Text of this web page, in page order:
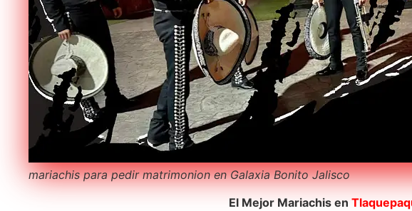
mariachis para pedir matrimonion en Galaxia Bonito Jalisco
El Mejor Mariachis en